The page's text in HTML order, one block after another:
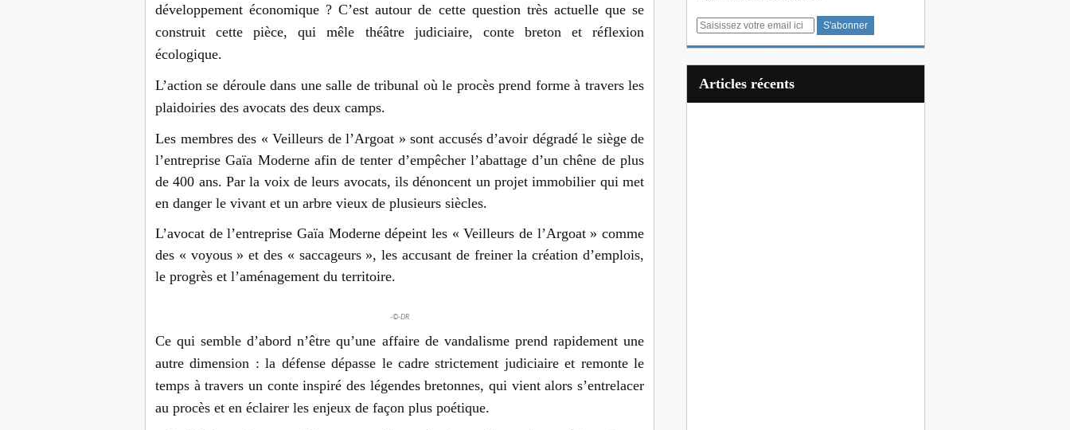
développement économique ? C’est autour de cette question très actuelle que se
construit cette pièce, qui mêle théâtre judiciaire, conte breton et réflexion
écologique.
L’action se déroule dans une salle de tribunal où le procès prend forme à travers les
plaidoiries des avocats des deux camps.
Les membres des « Veilleurs de l’Argoat » sont accusés d’avoir dégradé le siège de
l’entreprise Gaïa Moderne afin de tenter d’empêcher l’abattage d’un chêne de plus
de 400 ans. Par la voix de leurs avocats, ils dénoncent un projet immobilier qui met
en danger le vivant et un arbre vieux de plusieurs siècles.
L’avocat de l’entreprise Gaïa Moderne dépeint les « Veilleurs de l’Argoat » comme
des « voyous » et des « saccageurs », les accusant de freiner la création d’emplois,
le progrès et l’aménagement du territoire.
-©-DR
Ce qui semble d’abord n’être qu’une affaire de vandalisme prend rapidement une
autre dimension : la défense dépasse le cadre strictement judiciaire et remonte le
temps à travers un conte inspiré des légendes bretonnes, qui vient alors s’entrelacer
au procès et en éclairer les enjeux de façon plus poétique.
E
articles récents